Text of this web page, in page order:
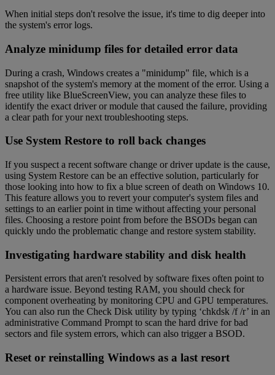
When initial steps don't resolve the issue, it's time to dig deeper into
the system's error logs.
Analyze minidump files for detailed error data
During a crash, Windows creates a "minidump" file, which is a
snapshot of the system's memory at the moment of the error. Using a
free utility like BlueScreenView, you can analyze these files to
identify the exact driver or module that caused the failure, providing
a clear path for your next troubleshooting steps.
Use System Restore to roll back changes
If you suspect a recent software change or driver update is the cause,
using System Restore can be an effective solution, particularly for
those looking into how to fix a blue screen of death on Windows 10.
This feature allows you to revert your computer's system files and
settings to an earlier point in time without affecting your personal
files. Choosing a restore point from before the BSODs began can
quickly undo the problematic change and restore system stability.
Investigating hardware stability and disk health
Persistent errors that aren't resolved by software fixes often point to
a hardware issue. Beyond testing RAM, you should check for
component overheating by monitoring CPU and GPU temperatures.
You can also run the Check Disk utility by typing ‘chkdsk /f /r’ in an
administrative Command Prompt to scan the hard drive for bad
sectors and file system errors, which can also trigger a BSOD.
Reset or reinstalling Windows as a last resort